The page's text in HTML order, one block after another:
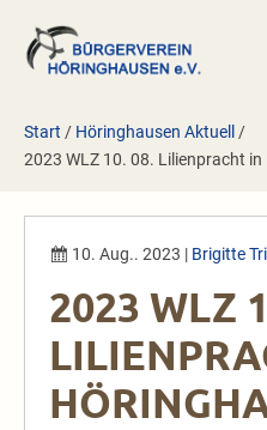
Inhalt
springen
Start / Höringhausen Aktuell /
2023 WLZ 10. 08. Lilienpracht
10. Aug.. 2023 | Brigitte
2023 WLZ